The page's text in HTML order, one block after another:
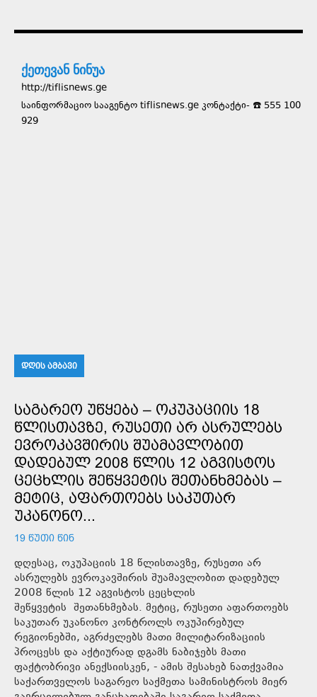
ქეთევან ნინუა
http://tiflisnews.ge
საინფორმაციო სააგენტო tiflisnews.ge კონტაქტი- ☎️ 555 100
929
ᲓᲦᲘᲡ ᲐᲛᲑᲐᲕᲘ
ᲡᲐᲒᲐᲠᲔᲝ ᲣᲬᲧᲔᲑᲐ – ᲝᲙᲣᲞᲐᲪᲘᲘᲡ 18
ᲬᲚᲘᲡᲗᲐᲕᲖᲔ, ᲠᲣᲡᲔᲗᲘ ᲐᲠ ᲐᲡᲠᲣᲚᲔᲑᲡ
ᲔᲕᲠᲝᲙᲐᲕᲨᲘᲠᲘᲡ ᲨᲣᲐᲛᲐᲕᲚᲝᲑᲘᲗ
ᲓᲐᲓᲔᲑᲣᲚ 2008 ᲬᲚᲘᲡ 12 ᲐᲒᲕᲘᲡᲢᲝᲡ
ᲪᲔᲪᲮᲚᲘᲡ ᲨᲔᲬᲧᲕᲔᲢᲘᲡ ᲨᲔᲗᲐᲜᲮᲛᲔᲑᲐᲡ –
ᲛᲔᲢᲘᲪ, ᲐᲤᲐᲠᲗᲝᲔᲑᲡ ᲡᲐᲙᲣᲗᲐᲠ
ᲣᲙᲐᲜᲝᲜᲝ...
19 ᲬᲣᲗᲘ ᲬᲘᲜ
დღესაც, ოკუპაციის 18 წლისთავზე, რუსეთი არ
ასრულებს ევროკავშირის შუამავლობით დადებულ
2008 წლის 12 აგვისტოს ცეცხლის
შეწყვეტის შეთანხმებას. მეტიც, რუსეთი აფართოებს
საკუთარ უკანონო კონტროლს ოკუპირებულ
რეგიონებში, აგრძელებს მათი მილიტარიზაციის
პროცესს და აქტიურად დგამს ნაბიჯებს მათი
ფაქტობრივი ანექსიისკენ, - ამის შესახებ ნათქვამია
საქართველოს საგარეო საქმეთა სამინისტროს მიერ